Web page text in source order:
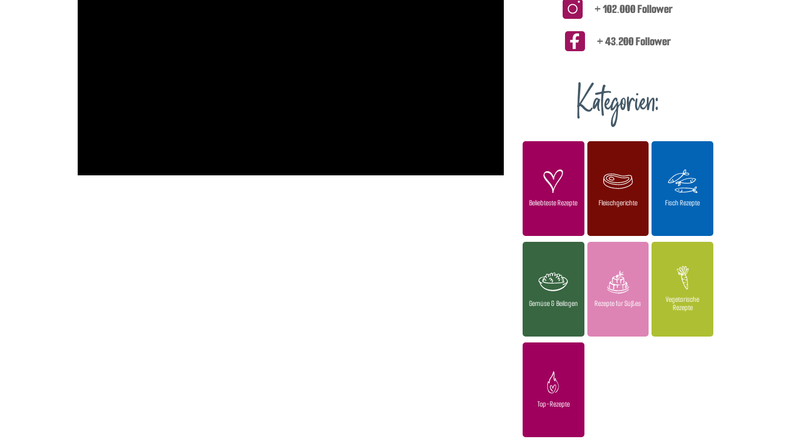
+ 102.000 Follower
+ 43.200 Follower
Kategorien:
Beliebteste Rezepte Fleischgerichte Fisch Rezepte
Gemüse & Beilagen Rezepte für Süßes
Vegetarische
Rezepte
Top-Rezepte